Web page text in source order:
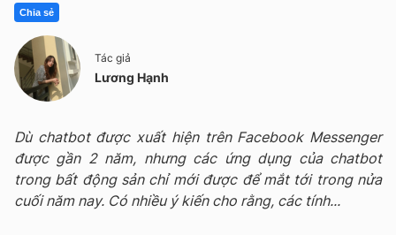
Chia sẻ
Tác giả
Lương Hạnh
Dù chatbot được xuất hiện trên Facebook Messenger
được gần 2 năm, nhưng các ứng dụng của chatbot
trong bất động sản chỉ mới được để mắt tới trong nửa
cuối năm nay. Có nhiều ý kiến cho rằng, các tính...